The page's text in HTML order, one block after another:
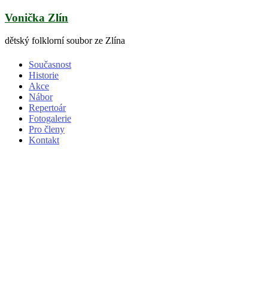
Skip
content
Vonička Zlín
dětský folklorní soubor ze Zlína
Současnost
Historie
Akce
Nábor
Repertoár
Fotogalerie
Pro členy
Kontakt